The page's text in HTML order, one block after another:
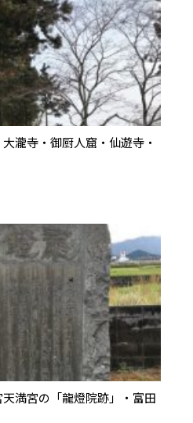
瀧寺・御厨人窟・仙遊寺・
天満宮の「龍燈院跡」・富田